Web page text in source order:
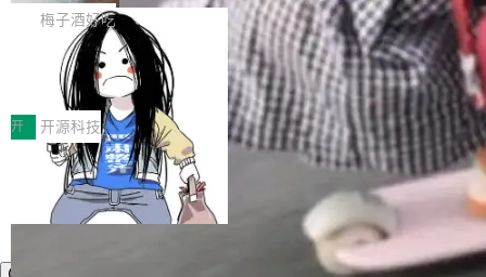
续增长的AI成本该如何优化。 深信服AI算力网关
正是围绕这些实际问题，从Token治理和成本治
理两个方面，让用户的每一份算力都看得清、管
得住、用得稳、省得下、更安全！ 一、从现在开
始，Token使用一目...
wat（Google 员工编号 23，Jeff Dean 二十多
年的编程搭档，MapReduce 和 Bigtable 的共同
作者）、Quoc Le（Google 大脑核心成员，Se
q2Seq 和 DocAI 的共同发明人）以及 Oriol Vin
yals（Gemini 联合负责人，AlphaSta...
把「看得清、用母语、记得住」三件事一次补
齐。 SolonCode 是什么 SolonCode 是杭州无
耳科技研发的企业级终端编码智能体——一位全
中文驱动的数字员工，自主理解需求、规划步
骤、编写代码。不挑模型、不挑平台，curl 一行
装完即用。 开源地址：Gitee · GitCode · GitHu
b 安装 支持 Java 8+（8~26）、macOS / Linu
x / Windows / Harmony PC。 # macOS / Linu
x / Harmony PC curl -fsSL https://solon.noea
梅子酒好吃
让“代码语义理解”深度释放AI Coding
价值潜能：华为云码道（CodeArts）
代码仓技术解析
一、代码仓深度理解技术的作用与价值 在软件工
程实践中，代码仓是企业核心知识资产的主要载
体。企业级代码仓库通常包含数十万乃至数百万
个文件，其规模远超单次模型调用可承载的上下
文窗口。随着项目规模的持续扩张与代码历史的
不断累积，代码仓中的模块关系、接口契约、业
务逻辑等关键信息往往分散于数十乃至数百个文
开 开源科技